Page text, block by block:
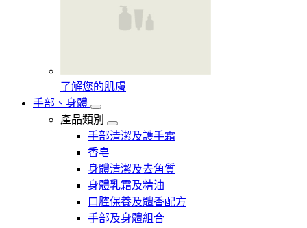
了解您的肌膚
手部、身體
產品類別
手部清潔及護手霜
香皂
身體清潔及去角質
身體乳霜及精油
口腔保養及體香配方
手部及身體組合